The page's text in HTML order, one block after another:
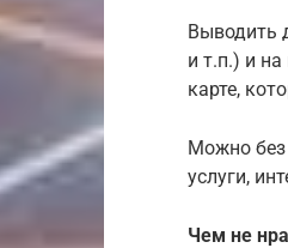
Выводить
и т.п.) и
карте,
Можно без
услуги,
Чем не